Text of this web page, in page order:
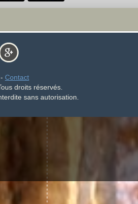
- Contact
droits réservés.
sans autorisation.